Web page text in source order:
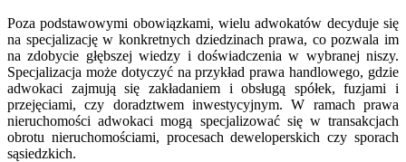
Poza podstawowymi obowiązkami, wielu adwokatów decyduje się
na specjalizację w konkretnych dziedzinach prawa, co pozwala im
na zdobycie głębszej wiedzy i doświadczenia w wybranej niszy.
Specjalizacja może dotyczyć na przykład prawa handlowego, gdzie
adwokaci zajmują się zakładaniem i obsługą spółek, fuzjami i
przejęciami, czy doradztwem inwestycyjnym. W ramach prawa
nieruchomości adwokaci mogą specjalizować się w transakcjach
obrotu nieruchomościami, procesach deweloperskich czy sporach
sąsiedzkich.